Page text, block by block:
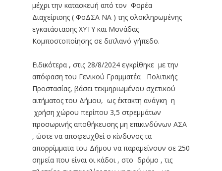
μέχρι την κατασκευή από τον Φορέα
Διαχείρισης ( ΦοΔΣΑ ΝΑ ) της ολοκληρωμένης
εγκατάστασης ΧΥΤΥ και Μονάδας
Κομποστοποίησης σε διπλανό γήπεδο.
Ειδικότερα , στις 28/8/2024 εγκρίθηκε με την
απόφαση του Γενικού Γραμματέα Πολιτικής
Προστασίας, βάσει τεκμηριωμένου σχετικού
αιτήματος του Δήμου, ως έκτακτη ανάγκη η
χρήση χώρου περίπου 3,5 στρεμμάτων
προσωρινής αποθήκευσης μη επικινδύνων ΑΣΑ
, ώστε να αποφευχθεί ο κίνδυνος τα
απορρίμματα του Δήμου να παραμείνουν σε 250
σημεία που είναι οι κάδοι , στο δρόμο , τις